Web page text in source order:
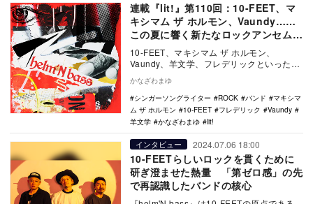
連載『lit!』第110回：10-FEET、マ
キシマム ザ ホルモン、Vaundy……
この夏に響く新たなロックアンセム5
選
10-FEET、マキシマム ザ ホルモン、
Vaundy、羊文学、フレデリックといった夏
ェス…
かなざわまゆ
シンガーソングライター
ROCK バンド
マキシマ
ム ザ ホルモン
10-FEET フレデリック
Vaundy
羊文学
かなざわまゆ lit!
インタビュー 2024.07.06 18:00
10-FEETらしいロックを貫くために
研ぎ澄ませた熱量 「第ゼロ感」の先
で再認識したバンドの核心